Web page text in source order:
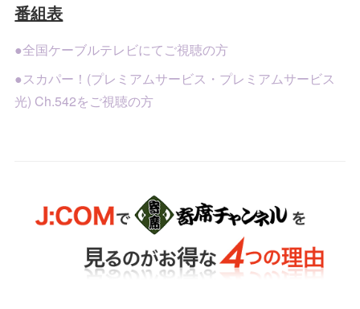
番組表
●全国ケーブルテレビにてご視聴の方
●スカパー！(プレミアムサービス・プレミアムサービス
光) Ch.542をご視聴の方